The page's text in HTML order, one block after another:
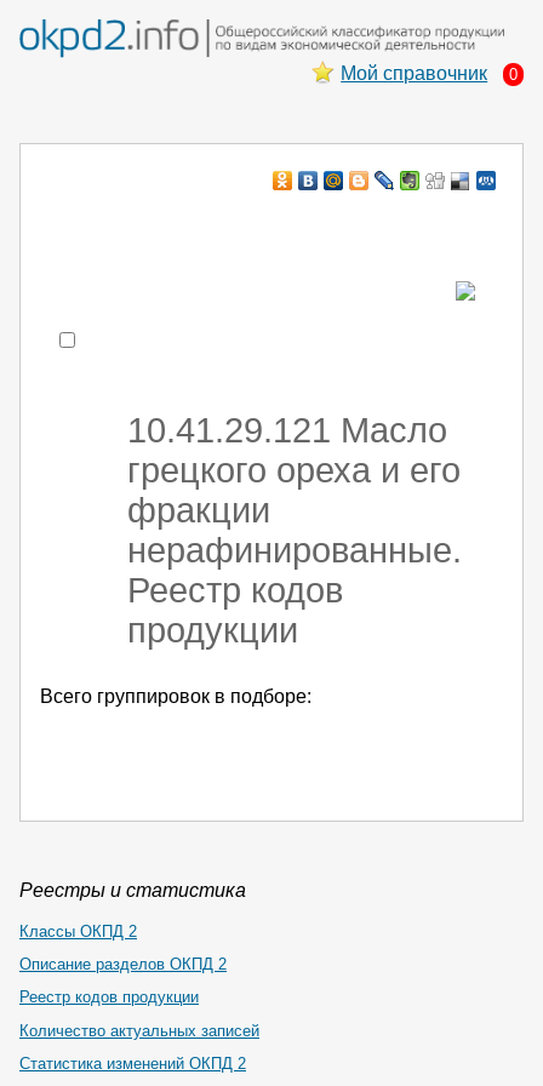
Мой справочник 0
10.41.29.121 Масло
грецкого ореха и его
фракции
нерафинированные.
Реестр кодов
продукции
Всего группировок в подборе:
Реестры и статистика
Классы ОКПД 2
Описание разделов ОКПД 2
Реестр кодов продукции
Количество актуальных записей
Статистика изменений ОКПД 2